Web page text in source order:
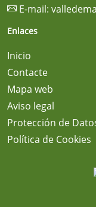
E-mail:
Enlaces
Inicio
Contacte
Mapa web
Aviso legal
Protección de
Política de Cookies